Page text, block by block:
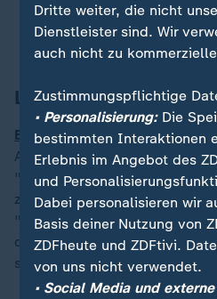
Individuelle
beim Arzt unnötig zahlen
Lage im Nahost-
Baerbock auf
Außenministerin Baerbock
"tragfähige diplomatische
zwischen Israel und
"völliger Destabilisierung".
diplomatisch etwas lösen
so ZDF-Korrespondentin
Dritte weiter, die nicht
Dienstleister sind. Wir
auch nicht zu
Zustimmungspflichtige
• Personalisierung:Die
bestimmten Interaktionen
Erlebnis im Angebot des
und
Dabei personalisieren wir
Basis deiner Nutzung von
ZDFheute und ZDFtivi.
von uns nicht verwendet.
• Social Media und